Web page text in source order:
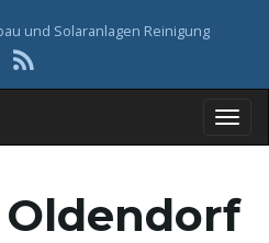
und Solaranlagen Reinigung
Oldendorf